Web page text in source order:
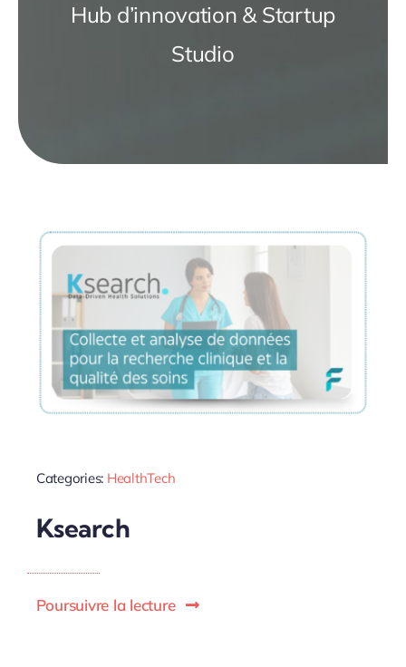
Hub d’innovation & Startup
Studio
Categories: HealthTech
Ksearch
Poursuivre la lecture